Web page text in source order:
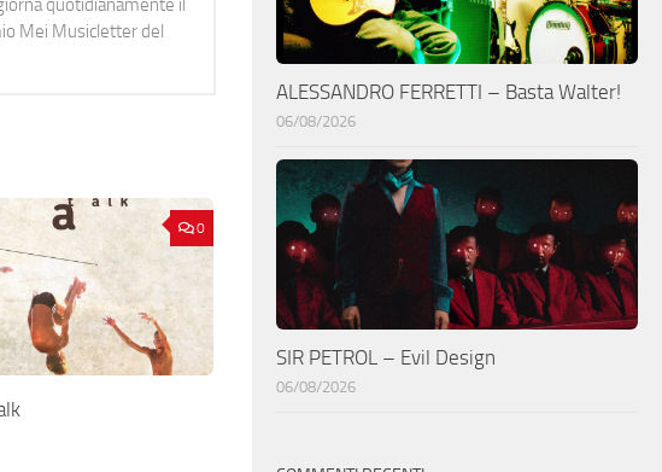
Mei Musicletter del
0
ALESSANDRO FERRETTI – Basta Walter!
06/08/2026
SIR PETROL – Evil Design
06/08/2026